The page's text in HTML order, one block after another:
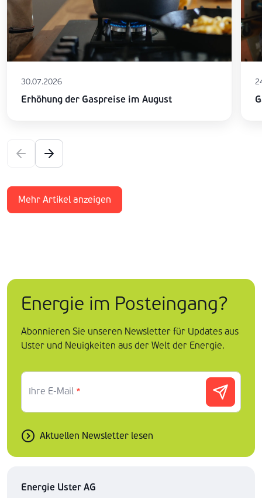
30.07.2026
Erhöhung der Gaspreise im August
Mehr Artikel anzeigen
Energie im Posteingang?
Abonnieren Sie unseren Newsletter für Updates aus
Uster und Neuigkeiten aus der Welt der Energie.
Ihre E-Mail *
Aktuellen Newsletter lesen
Energie Uster AG